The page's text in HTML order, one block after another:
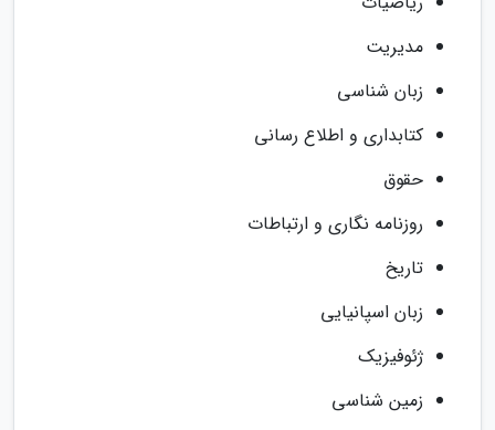
مدیریت
زبان شناسی
کتابداری و اطلاع رسانی
حقوق
روزنامه نگاری و ارتباطات
تاریخ
زبان اسپانیایی
ژئوفیزیک
زمین شناسی